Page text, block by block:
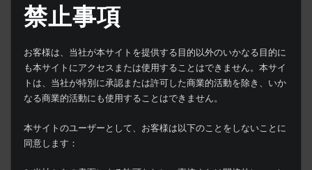
禁止事項
お客様は、当社が本サイトを提供する目的以外のいかなる目的に
も本サイトにアクセスまたは使用することはできません。本サイ
トは、当社が特別に承認または許可した商業的活動を除き、いか
なる商業的活動にも使用することはできません。
本サイトのユーザーとして、お客様は以下のことをしないことに
同意します：